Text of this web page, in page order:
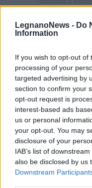
LegnanoNews - Do
Information
If you wish to opt-out of
processing of your
targeted advertising by
section to confirm your
opt-out request is
interest-based ads
us or personal
your opt-out. You may
disclosure of your
IAB’s list of
also be disclosed by us
Downstream
Commenti
L'email è richiesta ma non
commento esprime il pensiero
di VareseNews.it, che rimane
commenti non sono testi
possono essere
che includano uno o più link a
sistema.